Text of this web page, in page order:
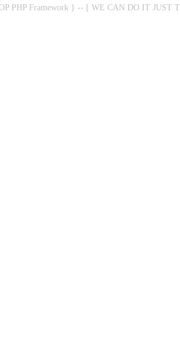
PHP Framework } -- [ WE CAN DO IT JUST